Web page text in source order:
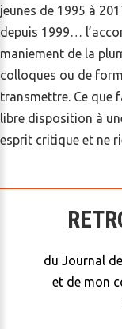
jeunes de 1995 à
depuis 1999…
maniement de la
colloques ou de
transmettre. Ce que
libre disposition à
esprit critique et ne
du Journal
et de mon